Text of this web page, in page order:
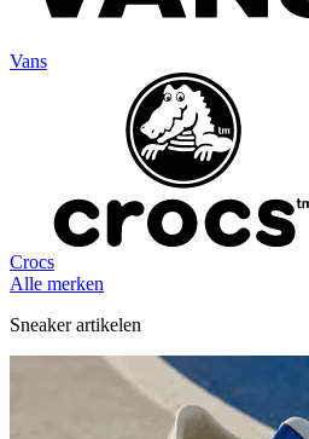
Vans
Crocs
Alle merken
Sneaker artikelen